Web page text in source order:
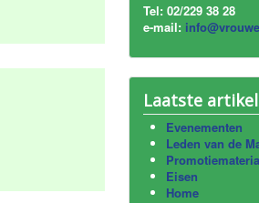
Tel: 02/229 38 28
e-mail:
Laatste
Evenementen
Leden van de
Eisen
Home